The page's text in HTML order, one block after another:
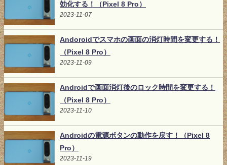
効化する！（Pixel 8 Pro）
2023-11-07
Andoroidでスマホの画面の消灯時間を変更する！
（Pixel 8 Pro）
2023-11-09
Androidで画面消灯後のロック時間を変更する！
（Pixel 8 Pro）
2023-11-10
Androidの電源ボタンの動作を戻す！（Pixel 8
Pro）
2023-11-19